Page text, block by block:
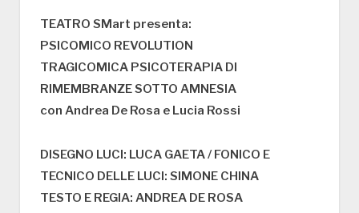
TEATRO SMart presenta:
PSICOMICO REVOLUTION
TRAGICOMICA PSICOTERAPIA DI
RIMEMBRANZE SOTTO AMNESIA
con Andrea De Rosa e Lucia Rossi
DISEGNO LUCI: LUCA GAETA / FONICO E
TECNICO DELLE LUCI: SIMONE CHINA
TESTO E REGIA: ANDREA DE ROSA